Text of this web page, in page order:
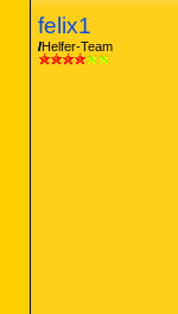
felix1
Helfer-Team